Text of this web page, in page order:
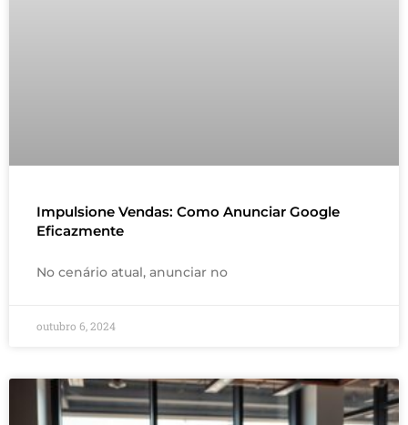
Impulsione Vendas: Como Anunciar Google
Eficazmente
No cenário atual, anunciar no
outubro 6, 2024